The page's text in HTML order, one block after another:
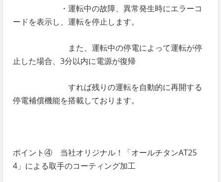
・運転中の故障、異常発生時にエラーコ
ードを表示し、運転を停止します。
また、運転中の停電によって運転が停
止した場合、3分以内に電源が復帰
すれば残りの運転を自動的に再開する
停電補償機能を搭載しております。
ポイント④ 当社オリジナル！「オールチタンAT25
4」による取手のコーティング加工